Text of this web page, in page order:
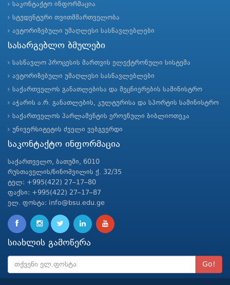
საკონტაქტო ინფორმაცია
სტუდენტური თვითმმართველობა
ავტორიზებული უმაღლესი სასწავლებლები
სასარგებლო ბმულები
სასწავლო პროცესის მართვის ელექტრონული სისტემა
ავტორიზებული უმაღლესი სასწავლებლები
საქართველოს განათლებისა და მეცნიერების სამინისტრო
აჭარის ა.რ. განათლების, კულტურისა და სპორტის სამინისტრო
საქართველოს პარლამენტის ეროვნული ბიბლიოთეკა
უნივერსიტეტის ძველი ვებგვერდი
საკონტაქტო ინფორმაცია
საქართველო, ბათუმი, 6010
რუსთაველის/ნინოშვილის ქ. 32/35
ტელ: +995(422) 27–17–80
ფაქსი: +995(422) 27–17–87
ელ. ფოსტა: info@bsu.edu.ge
სიახლის გამოწერა
Go!